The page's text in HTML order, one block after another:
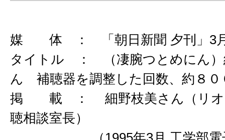
媒 体 ： 「朝日新聞 夕刊」3
タイトル ： （凄腕つとめにん）
ん 補聴器を調整した回数、約８０
掲 載 ： 細野枝美さん（リオ
聴相談室長）